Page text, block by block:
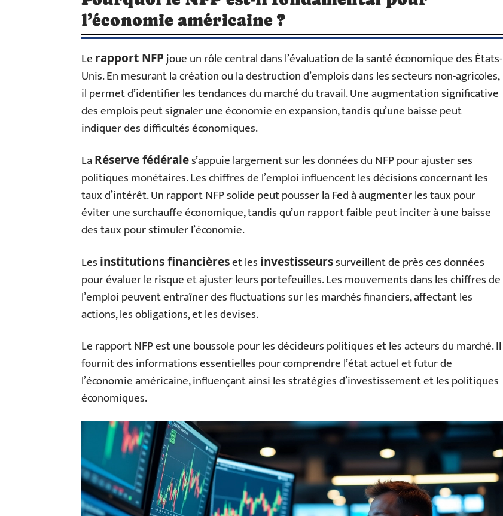
l’économie américaine ?
Le rapport NFPjoue un rôle central dans l’évaluation de la santé économique des États-
Unis. En mesurant la création ou la destruction d’emplois dans les secteurs non-agricoles,
il permet d’identifier les tendances du marché du travail. Une augmentation significative
des emplois peut signaler une économie en expansion, tandis qu’une baisse peut
indiquer des difficultés économiques.
LaRéserve fédérales’appuie largement sur les données du NFP pour ajuster ses
politiques monétaires. Les chiffres de l’emploi influencent les décisions concernant les
taux d’intérêt. Un rapport NFP solide peut pousser la Fed à augmenter les taux pour
éviter une surchauffe économique, tandis qu’un rapport faible peut inciter à une baisse
des taux pour stimuler l’économie.
Les institutions financièreset les investisseurssurveillent de près ces données
pour évaluer le risque et ajuster leurs portefeuilles. Les mouvements dans les chiffres de
l’emploi peuvent entraîner des fluctuations sur les marchés financiers, affectant les
actions, les obligations, et les devises.
Le rapport NFP est une boussole pour les décideurs politiques et les acteurs du marché. Il
fournit des informations essentielles pour comprendre l’état actuel et futur de
l’économie américaine, influençant ainsi les stratégies d’investissement et les politiques
économiques.